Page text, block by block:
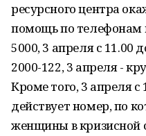
ресурсного центра
помощь по телефонам
5000, 3 апреля с 11.00
2000-122, 3 апреля -
Кроме того, 3 апреля с
действует номер, по
женщины в кризисной